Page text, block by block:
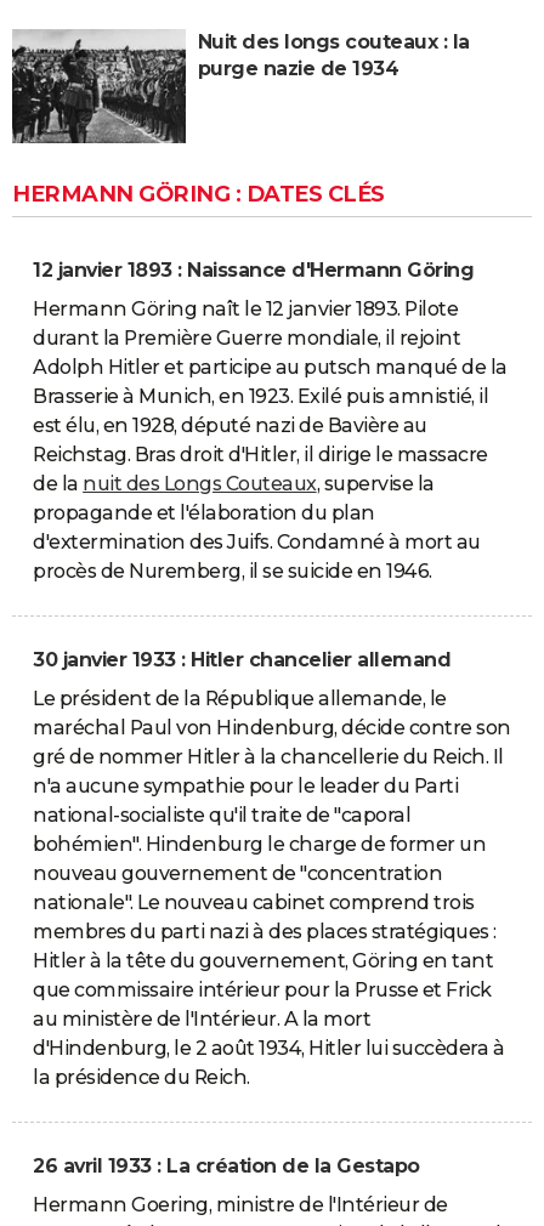
Nuit des longs couteaux : la
purge nazie de 1934
HERMANN GÖRING : DATES CLÉS
12 janvier 1893 : Naissance d'Hermann Göring
Hermann Göring naît le 12 janvier 1893. Pilote
durant la Première Guerre mondiale, il rejoint
Adolph Hitler et participe au putsch manqué de la
Brasserie à Munich, en 1923. Exilé puis amnistié, il
est élu, en 1928, député nazi de Bavière au
Reichstag. Bras droit d'Hitler, il dirige le massacre
de la nuit des Longs Couteaux, supervise la
propagande et l'élaboration du plan
d'extermination des Juifs. Condamné à mort au
procès de Nuremberg, il se suicide en 1946.
30 janvier 1933 : Hitler chancelier allemand
Le président de la République allemande, le
maréchal Paul von Hindenburg, décide contre son
gré de nommer Hitler à la chancellerie du Reich. Il
n'a aucune sympathie pour le leader du Parti
national-socialiste qu'il traite de "caporal
bohémien". Hindenburg le charge de former un
nouveau gouvernement de "concentration
nationale". Le nouveau cabinet comprend trois
membres du parti nazi à des places stratégiques :
Hitler à la tête du gouvernement, Göring en tant
que commissaire intérieur pour la Prusse et Frick
au ministère de l'Intérieur. A la mort
d'Hindenburg, le 2 août 1934, Hitler lui succèdera à
la présidence du Reich.
26 avril 1933 : La création de la Gestapo
Hermann Goering, ministre de l'Intérieur de